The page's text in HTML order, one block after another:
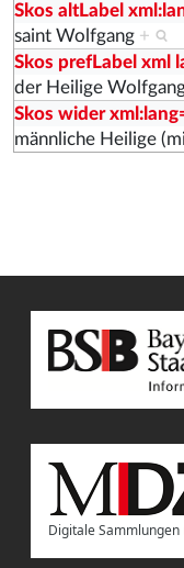
Skos altLabel
saint Wolfgang +
Skos prefLabel xml
der Heilige
Skos wider
männliche Heilige
Digitale Sammlungen